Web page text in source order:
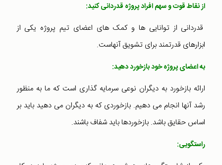
از نقاط قوت و سهم افراد پروژه قدردانی کنید:
قدردانی از توانایی ها و کمک های اعضای تیم پروژه یکی از
ابزارهای قدرتمند برای تشویق آنهاست.
به اعضای پروژه خود بازخورد دهید:
ارائه بازخورد به دیگران نوعی سرمایه گذاری است که ما به منظور
رشد آنها انجام می دهیم. بازخوردی که به دیگران می دهید باید بر
اساس حقایق باشد. بازخوردها باید شفاف باشند.
راستگویی: